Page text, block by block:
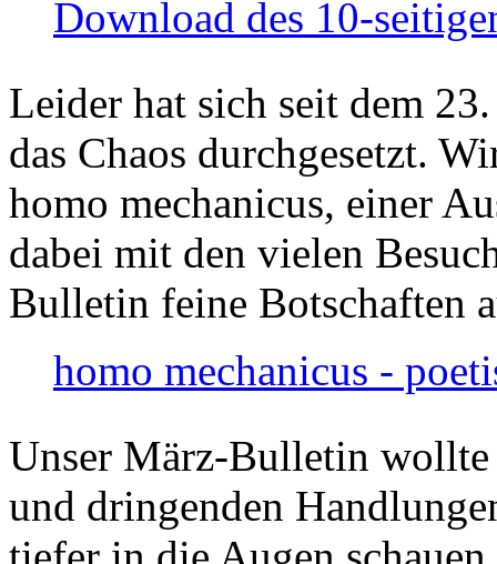
Download des 10-
Leider hat sich seit dem
das Chaos durchgesetzt.
homo mechanicus, einer
dabei mit den vielen
Bulletin feine Botschaften
homo mechanicus -
Unser März-Bulletin
und dringenden